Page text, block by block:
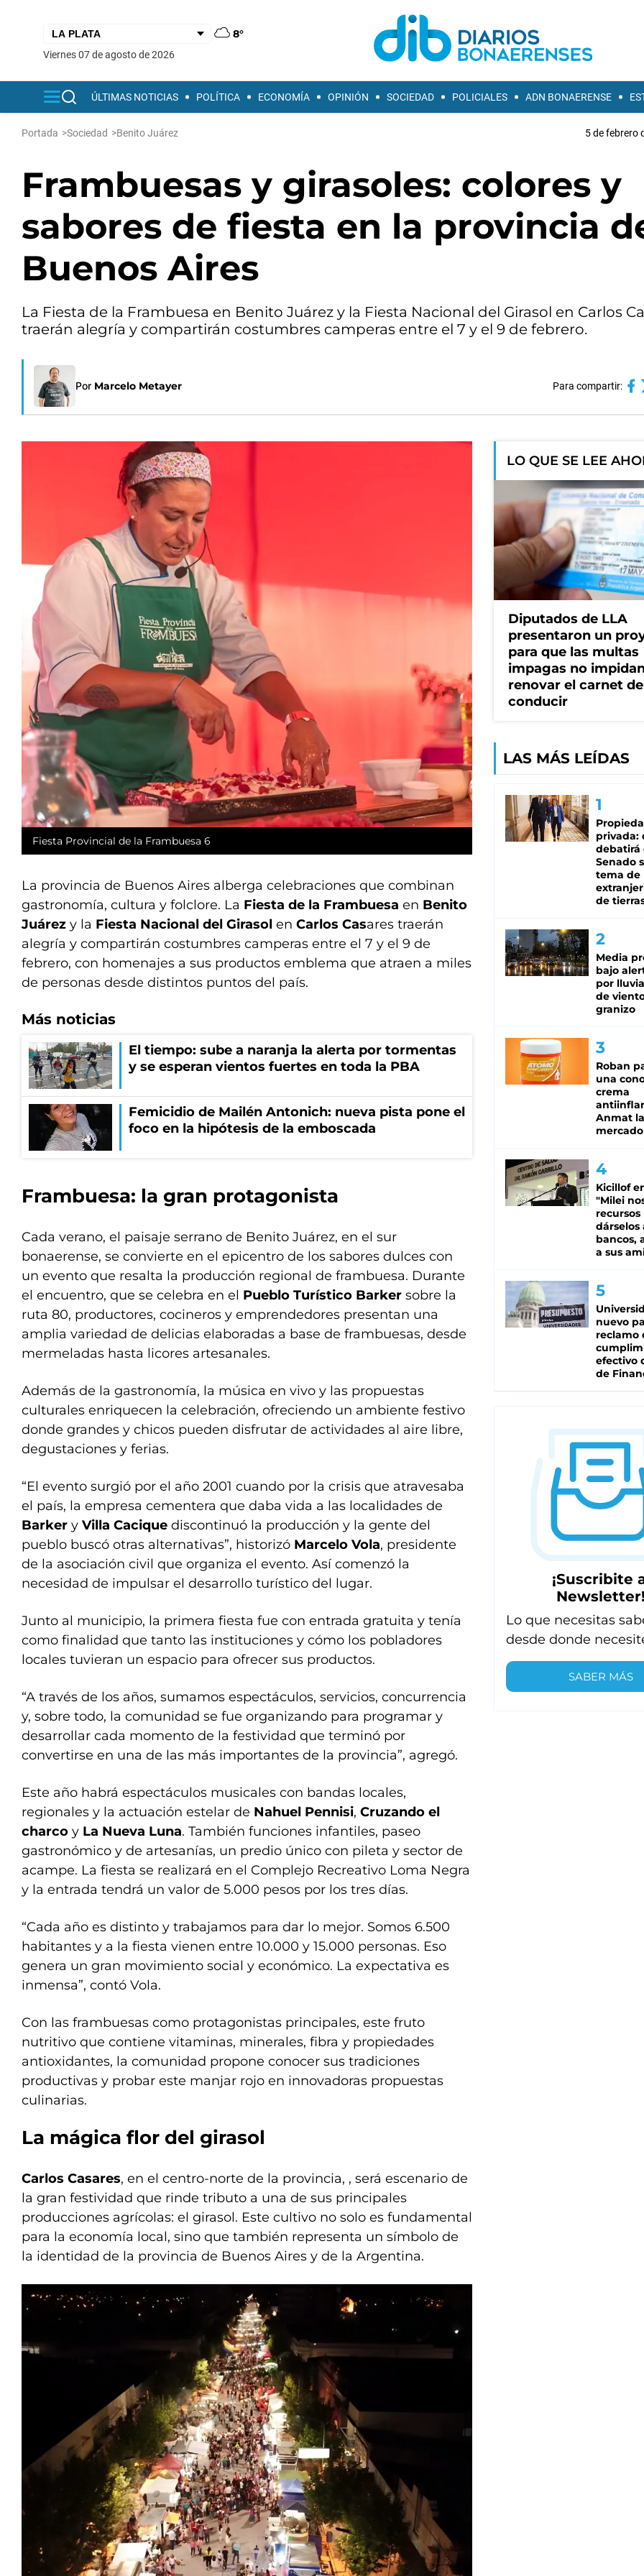
8°
viernes 07 de agosto de 2026
ÚLTIMAS NOTICIAS POLÍTICA ECONOMÍA OPINIÓN SOCIEDAD POLICIALES ADN BONAERENSE
Portada >Sociedad >Benito Juárez 5 de febrero
Frambuesas y girasoles: colores y
sabores de fiesta en la provincia
Buenos Aires
La Fiesta de la Frambuesa en Benito Juárez y la Fiesta Nacional del Girasol en Carlos
traerán alegría y compartirán costumbres camperas entre el 7 y el 9 de febrero.
Por Marcelo Metayer Para compartir:
Fiesta Provincial de la Frambuesa 6
La provincia de Buenos Aires alberga celebraciones que combinan
gastronomía, cultura y folclore. La Fiesta de la Frambuesa en Benito
Juárez y la Fiesta Nacional del Girasol en Carlos Casares traerán
alegría y compartirán costumbres camperas entre el 7 y el 9 de
febrero, con homenajes a sus productos emblema que atraen a miles
de personas desde distintos puntos del país.
Más noticias
El tiempo: sube a naranja la alerta por tormentas
y se esperan vientos fuertes en toda la PBA
Femicidio de Mailén Antonich: nueva pista pone el
foco en la hipótesis de la emboscada
Frambuesa: la gran protagonista
Cada verano, el paisaje serrano de Benito Juárez, en el sur
bonaerense, se convierte en el epicentro de los sabores dulces con
un evento que resalta la producción regional de frambuesa. Durante
el encuentro, que se celebra en el Pueblo Turístico Barker sobre la
ruta 80, productores, cocineros y emprendedores presentan una
amplia variedad de delicias elaboradas a base de frambuesas, desde
mermeladas hasta licores artesanales.
Además de la gastronomía, la música en vivo y las propuestas
culturales enriquecen la celebración, ofreciendo un ambiente festivo
donde grandes y chicos pueden disfrutar de actividades al aire libre,
degustaciones y ferias.
“El evento surgió por el año 2001 cuando por la crisis que atravesaba
el país, la empresa cementera que daba vida a las localidades de
Barker y Villa Cacique discontinuó la producción y la gente del
pueblo buscó otras alternativas”, historizó Marcelo Vola, presidente
de la asociación civil que organiza el evento. Así comenzó la
necesidad de impulsar el desarrollo turístico del lugar.
Junto al municipio, la primera fiesta fue con entrada gratuita y tenía
como finalidad que tanto las instituciones y cómo los pobladores
locales tuvieran un espacio para ofrecer sus productos.
“A través de los años, sumamos espectáculos, servicios, concurrencia
y, sobre todo, la comunidad se fue organizando para programar y
desarrollar cada momento de la festividad que terminó por
convertirse en una de las más importantes de la provincia”, agregó.
Este año habrá espectáculos musicales con bandas locales,
regionales y la actuación estelar de Nahuel Pennisi, Cruzando el
charco y La Nueva Luna. También funciones infantiles, paseo
gastronómico y de artesanías, un predio único con pileta y sector de
acampe. La fiesta se realizará en el Complejo Recreativo Loma Negra
y la entrada tendrá un valor de 5.000 pesos por los tres días.
“Cada año es distinto y trabajamos para dar lo mejor. Somos 6.500
habitantes y a la fiesta vienen entre 10.000 y 15.000 personas. Eso
genera un gran movimiento social y económico. La expectativa es
inmensa”, contó Vola.
Con las frambuesas como protagonistas principales, este fruto
nutritivo que contiene vitaminas, minerales, fibra y propiedades
antioxidantes, la comunidad propone conocer sus tradiciones
productivas y probar este manjar rojo en innovadoras propuestas
culinarias.
La mágica flor del girasol
Carlos Casares, en el centro-norte de la provincia, , será escenario de
la gran festividad que rinde tributo a una de sus principales
producciones agrícolas: el girasol. Este cultivo no solo es fundamental
para la economía local, sino que también representa un símbolo de
la identidad de la provincia de Buenos Aires y de la Argentina.
LO QUE SE LEE
Diputados de LLA
presentaron un
para que las multas
impagas no
renovar el carnet de
conducir
LAS MÁS LEÍDAS
privada:
debatirá
Senado
tema de
de
Media
bajo
por
de
granizo
Roban
una
crema
Anmat
mercado
Kicillof
"Milei
recursos
dárselos
bancos,
a sus
nuevo
reclamo
efectivo
de
¡Suscribite
Newsletter!
Lo que necesitas
desde donde
SABER MÁS